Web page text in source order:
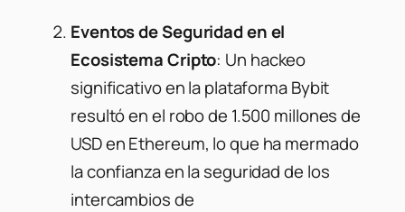
Eventos de Seguridad en el
Ecosistema Cripto: Un hackeo
significativo en la plataforma Bybit
resultó en el robo de 1.500 millones de
USD en Ethereum, lo que ha mermado
la confianza en la seguridad de los
intercambios de